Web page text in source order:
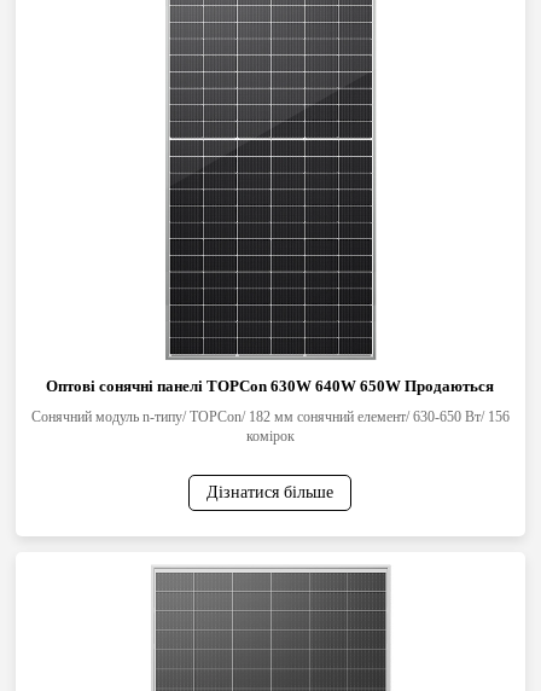
Оптові сонячні панелі TOPCon 630W 640W 650W Продаються
Сонячний модуль n-типу/ TOPCon/ 182 мм сонячний елемент/ 630-650 Вт/ 156
комірок
Дізнатися більше